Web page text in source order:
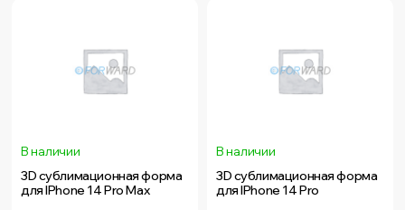
В наличии
3D сублимационная форма
для IPhone 14 Pro Max
В наличии
3D сублимационная форма
для IPhone 14 Pro